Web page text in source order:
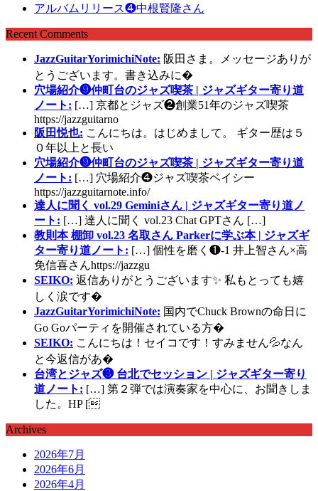
アルバムリリース❹中根賢隆さん
Recent Comments
JazzGuitarYorimichiNote: 阪田さま。メッセージありが
とうございます。書き込みに�
穴場紹介❾仲町台のジャズ喫茶 | ジャズギター寄り道
ノート: […] 京都とジャズ❷創業51年のジャズ喫茶
https://jazzguitarno
阪田悦也: こんにちは。はじめまして。 ギター歴は５
０年以上と長い
穴場紹介❾仲町台のジャズ喫茶 | ジャズギター寄り道
ノート: […] 穴場紹介❹ジャズ喫茶ベイシー
https://jazzguitarnote.info/
達人に聞く vol.29 Geminiさん | ジャズギター寄り道ノ
ート: […] 達人に聞く vol.23 Chat GPTさん […]
教則本 棚卸 vol.23 名取さん Parkerに学ぶ本 | ジャズギ
ター寄り道ノート: […] 個性を磨く❶-1 井上智さん×高
免信喜さんhttps://jazzgu
SEIKO: 返信ありがとうございます✨ 私もとっても嬉
しく涙です�
JazzGuitarYorimichiNote: 国内でChuck Brownの命日に
Go Goパーティを開催されている方�
SEIKO: こんにちは！セイコです！すみません💦なん
と今返信があ�
台湾とジャズ❸ 台北でセッション | ジャズギター寄り
道ノート: […] 第２弾では演奏家を中心に、お聞きしま
した。HP [
Archives
2026年7月
2026年6月
2026年4月